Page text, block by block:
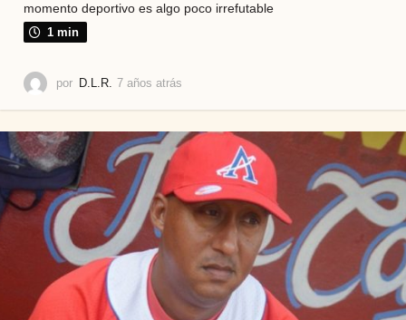
momento deportivo es algo poco irrefutable
1 min
por D.L.R. 7 años atrás
o
t
r